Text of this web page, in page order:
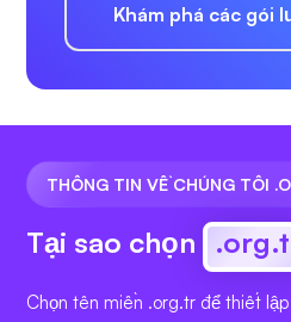
Khám phá các gói
THÔNG TIN VỀ CHÚNG TÔI
Tại sao chọn
Chọn tên miền .org.tr để thiết